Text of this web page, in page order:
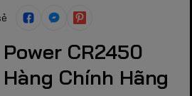
CR2450
Chính Hãng